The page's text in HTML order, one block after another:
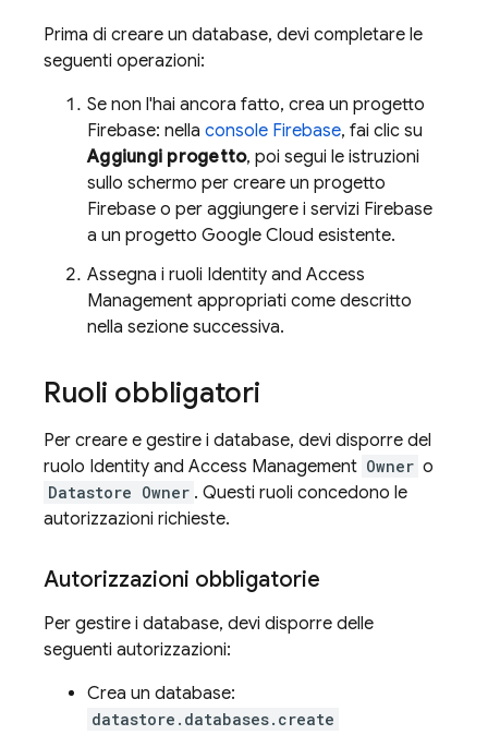
Prima di creare un database, devi completare le
seguenti operazioni:
Se non l'hai ancora fatto, crea un progetto
Firebase: nella console Firebase, fai clic su
Aggiungi progetto, poi segui le istruzioni
sullo schermo per creare un progetto
Firebase o per aggiungere i servizi Firebase
a un progetto Google Cloud esistente.
Assegna i ruoli Identity and Access
Management appropriati come descritto
nella sezione successiva.
Ruoli obbligatori
Per creare e gestire i database, devi disporre del
ruolo Identity and Access Management Owner o
Datastore Owner . Questi ruoli concedono le
autorizzazioni richieste.
Autorizzazioni obbligatorie
Per gestire i database, devi disporre delle
seguenti autorizzazioni:
Crea un database:
datastore.databases.create